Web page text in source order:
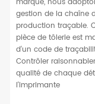
gestion de la chaîne
production traçable.
pièce de tôlerie est
d'un code de
Contrôler
qualité de chaque
l'imprimante